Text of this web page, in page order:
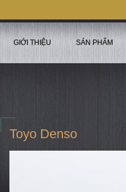
GIỚI THIỆU SẢN PHẨM
Toyo Denso